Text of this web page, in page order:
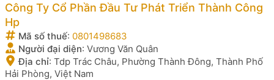
Công Ty Cổ Phần Đầu Tư Phát Triển Thành Công
Hp
Mã số thuế: 0801498683
Người đại diện: Vương Văn Quân
Địa chỉ: Tdp Trác Châu, Phường Thành Đông, Thành Phố
Hải Phòng, Việt Nam